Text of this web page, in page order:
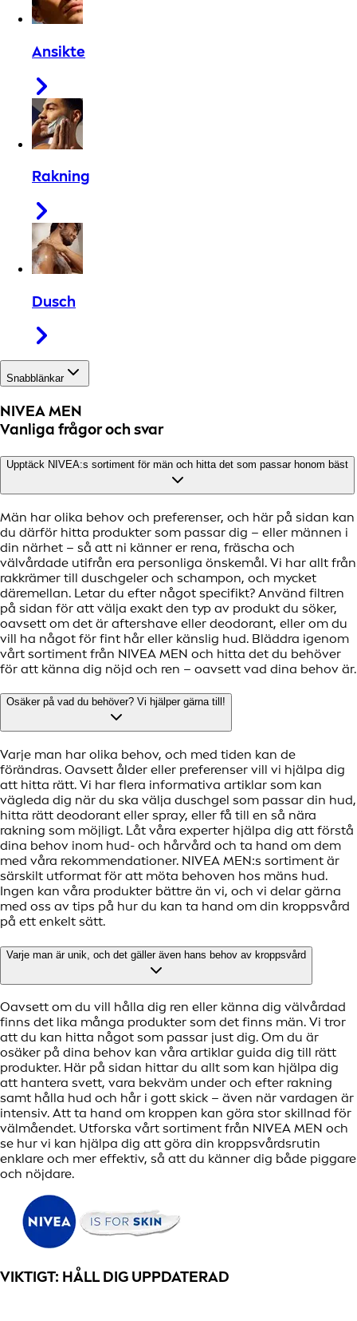
Ansikte
Rakning
Dusch
Snabblänkar
NIVEA MEN
Vanliga frågor och svar
Upptäck NIVEA:s sortiment för män och hitta det som passar honom bäst
Män har olika behov och preferenser, och här på sidan kan
du därför hitta produkter som passar dig – eller männen i
din närhet – så att ni känner er rena, fräscha och
välvårdade utifrån era personliga önskemål. Vi har allt från
rakkrämer till duschgeler och schampon, och mycket
däremellan. Letar du efter något specifikt? Använd filtren
på sidan för att välja exakt den typ av produkt du söker,
oavsett om det är aftershave eller deodorant, eller om du
vill ha något för fint hår eller känslig hud. Bläddra igenom
vårt sortiment från NIVEA MEN och hitta det du behöver
för att känna dig nöjd och ren – oavsett vad dina behov är.
Osäker på vad du behöver? Vi hjälper gärna till!
Varje man har olika behov, och med tiden kan de
förändras. Oavsett ålder eller preferenser vill vi hjälpa dig
att hitta rätt. Vi har flera informativa artiklar som kan
vägleda dig när du ska välja duschgel som passar din hud,
hitta rätt deodorant eller spray, eller få till en så nära
rakning som möjligt. Låt våra experter hjälpa dig att förstå
dina behov inom hud- och hårvård och ta hand om dem
med våra rekommendationer. NIVEA MEN:s sortiment är
särskilt utformat för att möta behoven hos mäns hud.
Ingen kan våra produkter bättre än vi, och vi delar gärna
med oss av tips på hur du kan ta hand om din kroppsvård
på ett enkelt sätt.
Varje man är unik, och det gäller även hans behov av kroppsvård
Oavsett om du vill hålla dig ren eller känna dig välvårdad
finns det lika många produkter som det finns män. Vi tror
att du kan hitta något som passar just dig. Om du är
osäker på dina behov kan våra artiklar guida dig till rätt
produkter. Här på sidan hittar du allt som kan hjälpa dig
att hantera svett, vara bekväm under och efter rakning
samt hålla hud och hår i gott skick – även när vardagen är
intensiv. Att ta hand om kroppen kan göra stor skillnad för
välmåendet. Utforska vårt sortiment från NIVEA MEN och
se hur vi kan hjälpa dig att göra din kroppsvårdsrutin
enklare och mer effektiv, så att du känner dig både piggare
och nöjdare.
VIKTIGT: HÅLL DIG UPPDATERAD